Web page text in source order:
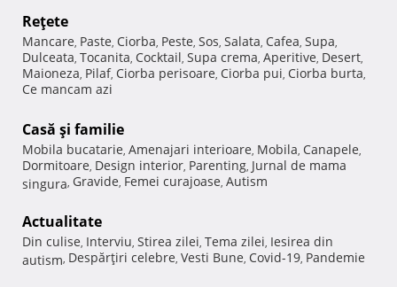
Reţete
Mancare, Paste, Ciorba, Peste, Sos, Salata, Cafea, Supa,
Dulceata, Tocanita, Cocktail, Supa crema, Aperitive, Desert,
Maioneza, Pilaf, Ciorba perisoare, Ciorba pui, Ciorba burta,
Ce mancam azi
Casă şi familie
Mobila bucatarie, Amenajari interioare, Mobila, Canapele,
Dormitoare, Design interior, Parenting, Jurnal de mama
singura, Gravide, Femei curajoase, Autism
Actualitate
Din culise, Interviu, Stirea zilei, Tema zilei, Iesirea din
autism, Despărţiri celebre, Vesti Bune, Covid-19, Pandemie